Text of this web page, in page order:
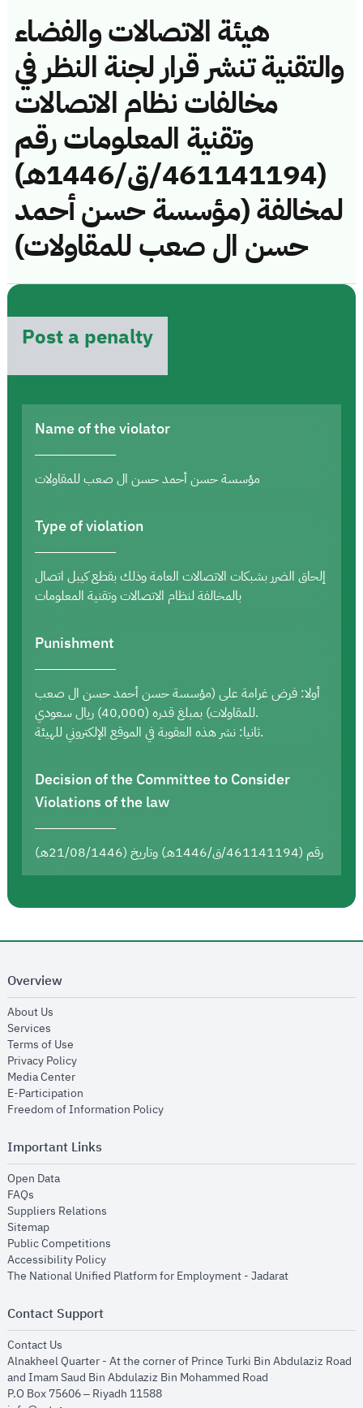
هيئة الاتصالات والفضاء
والتقنية تنشر قرار لجنة النظر في
مخالفات نظام الاتصالات
وتقنية المعلومات رقم
(461141194/ق/1446هـ)
لمخالفة (مؤسسة حسن أحمد
حسن ال صعب للمقاولات)
Post a penalty
Name of the violator
مؤسسة حسن أحمد حسن ال صعب للمقاولات
Type of violation
إلحاق الضرر بشبكات الاتصالات العامة وذلك بقطع كيبل اتصال
بالمخالفة لنظام الاتصالات وتقنية المعلومات
Punishment
أولا: فرض غرامة على (مؤسسة حسن أحمد حسن ال صعب
للمقاولات) بمبلغ قدره (40,000) ريال سعودي.
ثانيا: نشر هذه العقوبة في الموقع الإلكتروني للهيئة.
Decision of the Committee to Consider
Violations of the law
رقم (461141194/ق/1446هـ) وتاريخ (21/08/1446هـ)
Overview
About Us
Services
Terms of Use
Privacy Policyopens in new window
Media Centeropens in new window
E-Participation
Freedom of Information Policyopens in new window
Important Links
Open Dataopens in new window
FAQs
Suppliers Relations
Sitemapopens in new window
Public Competitions
Accessibility Policyopens in new window
The National Unified Platform for Employment - Jadaratopens in new
Contact Support
Contact Us
Alnakheel Quarter - At the corner of Prince Turki Bin Abdulaziz Road
and Imam Saud Bin Abdulaziz Bin Mohammed Road​
P.O Box 75606 – Riyadh 11588